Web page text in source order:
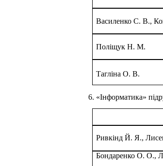
Василенко С. В.,
Поліщук Н. М.
Тагліна О. В.
6. «Інформатика»
Ривкінд Й. Я.,
Бондаренко О. О.,